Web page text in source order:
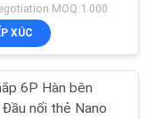
MOQ:1.000
XÚC
6P Hàn bên
nối thẻ Nano